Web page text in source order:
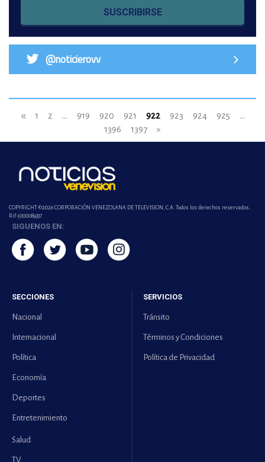
SUSCRIBIRSE
@noticierovv
« 1 2 ... 919 920 921 922 923 924 925
...
1396
1397 »
COPYRIGHT ©2026 CORPORACIÓN VENEZOLANA DE TELEVISION, C.A. Todos los derechos reservados.
Rif-j000089337
SIGUENOS EN:
SECCIONES
Nacional
Internacional
Política
Economía
Deportes
Entretenimiento
Salud
TV
SERVICIOS
Tránsito
Términos y Condiciones
Política de Privacidad